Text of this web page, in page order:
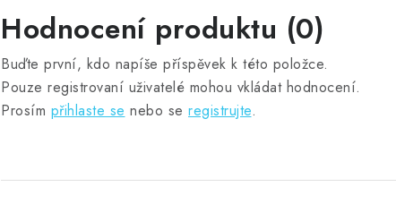
Hodnocení produktu (0)
Buďte první, kdo napíše příspěvek k této položce.
Pouze registrovaní uživatelé mohou vkládat hodnocení.
Prosím přihlaste se nebo se registrujte.